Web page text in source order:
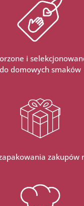
i
do domowych smaków
zakupów